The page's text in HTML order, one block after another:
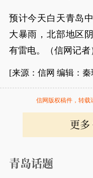
预计今天白天青岛
大暴雨，北部地区
有雷电。（信网记者
[来源：信网 编辑：秦
信网版权稿件，转载
更多
青岛话题